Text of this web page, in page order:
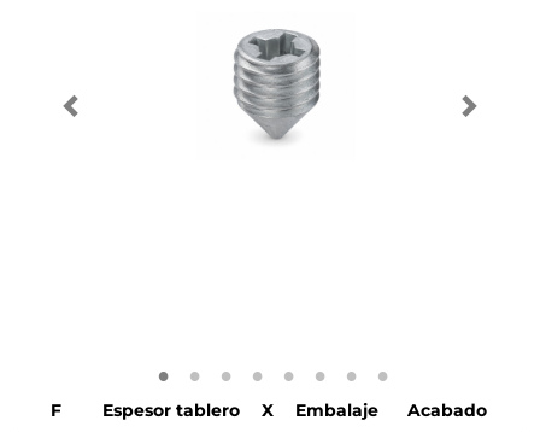
F Espesor tablero X Embalaje Acabado